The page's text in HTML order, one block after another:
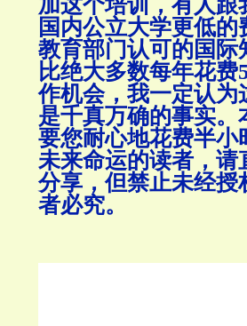
加这个培训，有人
国内公立大学更低
教育部门认可的国
比绝大多数每年花
作机会，我一定认为
是千真万确的事实。
要您耐心地花费半小
未来命运的读者，
分享，但禁止未经
者必究。